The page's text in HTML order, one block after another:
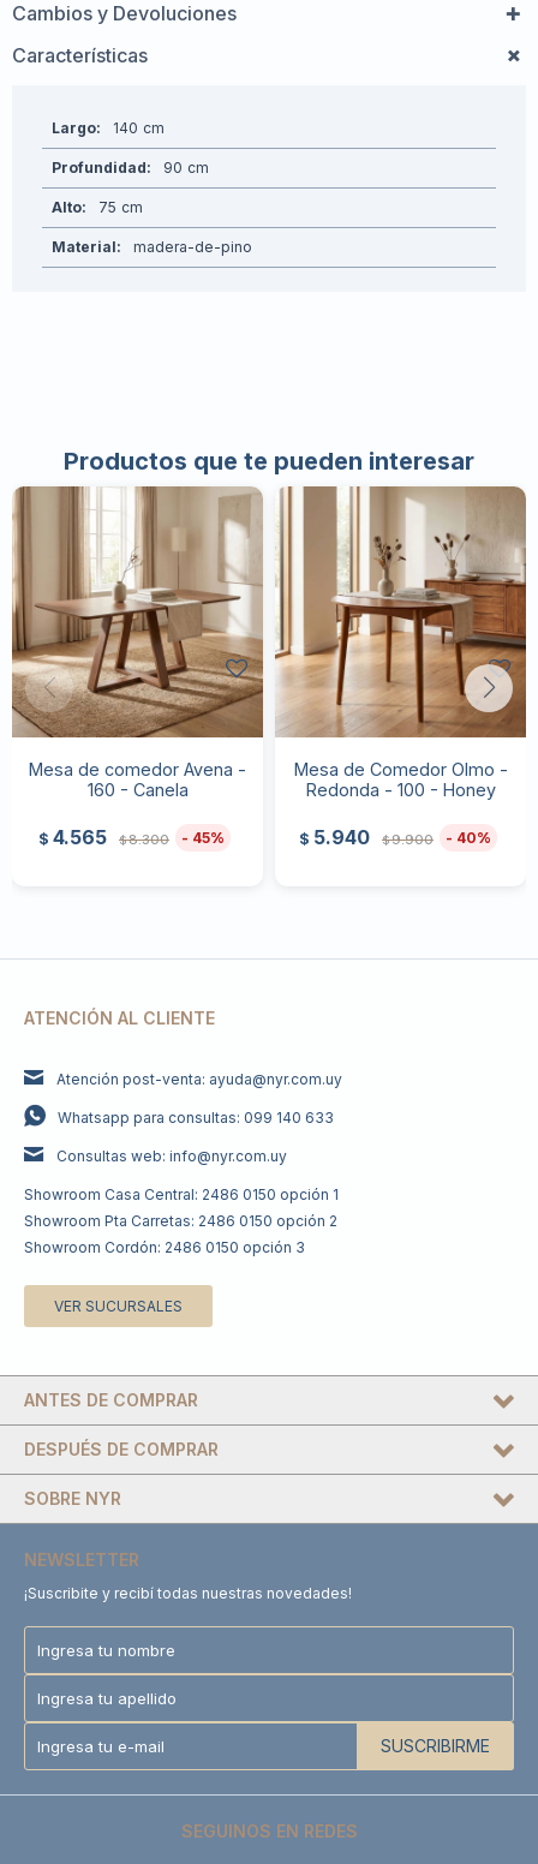
Cambios y Devoluciones
Características
Largo 140
Profundidad 90
Alto 75
Material madera-de-pino
Productos que te pueden interesar
Mesa de comedor Avena -
160 - Canela
$ 4.565 $8.300 45
Mesa de Comedor Olmo -
Redonda - 100 - Honey
$ 5.940 $9.900 40
ATENCIÓN AL CLIENTE
Atención post-venta: ayuda@nyr.com.uy
Whatsapp para consultas: 099 140 633
Consultas web: info@nyr.com.uy
Showroom Casa Central: 2486 0150 opción 1
Showroom Pta Carretas: 2486 0150 opción 2
Showroom Cordón: 2486 0150 opción 3
VER SUCURSALES
DESPUÉS DE COMPRAR
SOBRE NYR
ANTES DE COMPRAR
NEWSLETTER
¡Suscribite y recibí todas nuestras novedades!
SUSCRIBIRME
SEGUINOS EN REDES